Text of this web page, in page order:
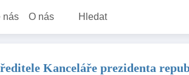
nás O nás Hledat
ředitele Kanceláře prezidenta